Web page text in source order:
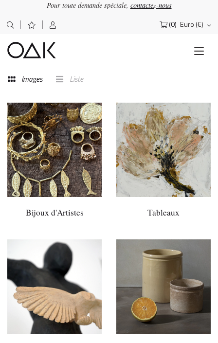
Pour toute demande spéciale, contactez-nous
(0) Euro (€)
Rechercher :
Images Liste
Bijoux d'Artistes Tableaux